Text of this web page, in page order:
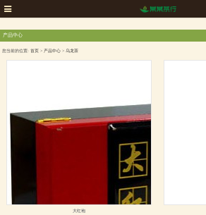
产品中心
您当前的位置: 首页> 产品中心> 乌龙茶
大红袍